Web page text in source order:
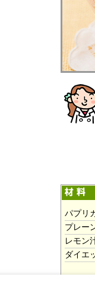
パプリ
プレー
レモン
ダイエ